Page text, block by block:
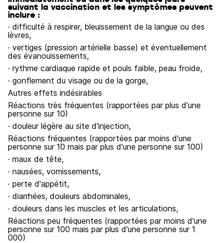
suivant la vaccination et les symptômes peuvent
inclure :
· difficulté à respirer, bleuissement de la langue ou des
lèvres,
· vertiges (pression artérielle basse) et éventuellement
des évanouissements,
· rythme cardiaque rapide et pouls faible, peau froide,
· gonflement du visage ou de la gorge,
Autres effets indésirables
Réactions très fréquentes (rapportées par plus d'une
personne sur 10)
· douleur légère au site d'injection,
Réactions fréquentes (rapportées par moins d'une
personne sur 10 mais par plus d'une personne sur 100)
· maux de tête,
· nausées, vomissements,
· perte d'appétit,
· diarrhées, douleurs abdominales,
· douleurs dans les muscles et les articulations,
Réactions peu fréquentes (rapportées par moins d'une
personne sur 100 mais par plus d'une personne sur 1
000)